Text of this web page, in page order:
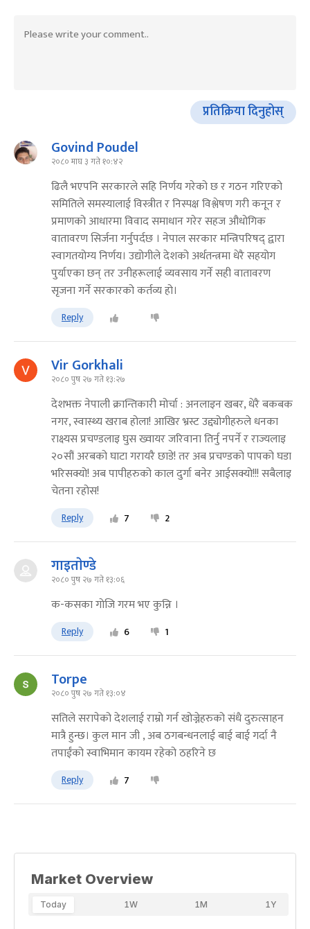
प्रतिक्रिया दिनुहोस्
Govind Poudel
२०८० माघ ३ गते १०:४२
ढिलै भएपनि सरकारले सहि निर्णय गरेको छ र गठन गरिएको
समितिले समस्यालाई विस्त्रीत र निस्पक्ष विश्लेषण गरी कनून र
प्रमाणको आधारमा विवाद समाधान गरेर सहज औधोगिक
वातावरण सिर्जना गर्नुपर्दछ । नेपाल सरकार मन्त्रिपरिषद् द्वारा
स्वागतयोग्य निर्णय। उद्योगीले देशको अर्थतन्त्रमा धेरै सहयोग
पुर्याएका छन् तर उनीहरूलाई व्यवसाय गर्ने सही वातावरण
सृजना गर्ने सरकारको कर्तव्य हो।
Reply
Vir Gorkhali
२०८० पुष २७ गते १३:२७
देशभक्त नेपाली क्रान्तिकारी मोर्चा : अनलाइन खबर, धेरै बकबक
नगर, स्वास्थ्य खराब होला! आखिर भ्रस्ट उद्द्योगीहरुले धनका
राक्ष्यस प्रचण्डलाइ घुस ख्वायर जरिवाना तिर्नु नपर्ने र राज्यलाइ
२०सौं अरबको घाटा गरायरै छाडे! तर अब प्रचण्डको पापको घडा
भरिसक्यो! अब पापीहरुको काल दुर्गा बनेर आईसक्यो!!! सबैलाइ
चेतना रहोस!
Reply 7 2
गाइताेण्डे
२०८० पुष २७ गते १३:०६
क-कसका गाेजि गरम भए कुन्नि ।
Reply 6 1
Torpe
२०८० पुष २७ गते १३:०४
सतिले सरापेको देशलाई राम्रो गर्न खोज्नेहरुको संधै दुरुत्साहन
मात्रै हुन्छ। कुल मान जी , अब ठगबन्धनलाई बाई बाई गर्दा नै
तपाईंको स्वाभिमान कायम रहेको ठहरिने छ
Reply 7